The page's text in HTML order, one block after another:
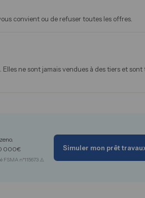
convient ou de refuser toutes les offres.
ne sont jamais vendues à des tiers et sont
000€
FSMA n°115673 ⚠️
Simuler mon prêt